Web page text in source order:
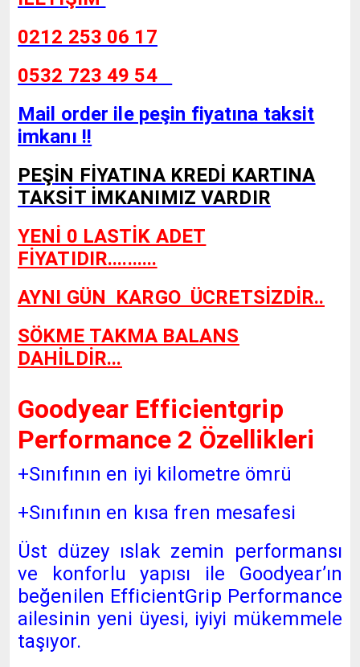
0212 253 06 17
0532 723 49 54
Mail order ile peşin fiyatına taksit
imkanı !!
PEŞİN FİYATINA KREDİ KARTINA
TAKSİT İMKANIMIZ VARDIR
YENİ 0 LASTİK ADET
FİYATIDIR..........
AYNI GÜN KARGO ÜCRETSİZDİR..
SÖKME TAKMA BALANS
DAHİLDİR...
Goodyear Efficientgrip
Performance 2 Özellikleri
+Sınıfının en iyi kilometre ömrü
+Sınıfının en kısa fren mesafesi
Üst düzey ıslak zemin performansı
ve konforlu yapısı ile Goodyear’ın
beğenilen EfficientGrip Performance
ailesinin yeni üyesi, iyiyi mükemmele
taşıyor.